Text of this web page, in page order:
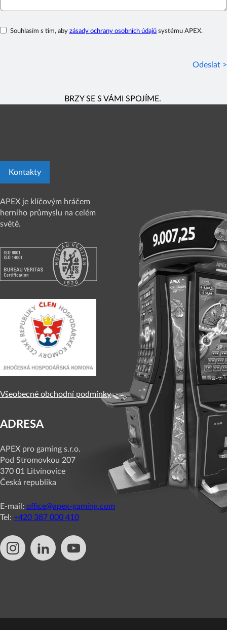
Souhlasím s tím, aby zásady ochrany osobních údajů systému APEX.
Odeslat >
BRZY SE S VÁMI SPOJÍME.
Kontakty
APEX je klíčovým hráčem
herního průmyslu na celém
světě.
Všeobecné obchodní podmínky
ADRESA
APEX pro gaming s.r.o.
Pod Stromovkou 207
370 01 Litvínovice
Česká republika
E-mail: office@apex-gaming.com
Tel: +420 387 000 410